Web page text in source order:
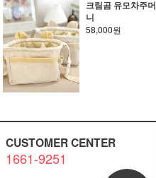
크림곰 유모차주머
니
58,000원
CUSTOMER CENTER
1661-9251